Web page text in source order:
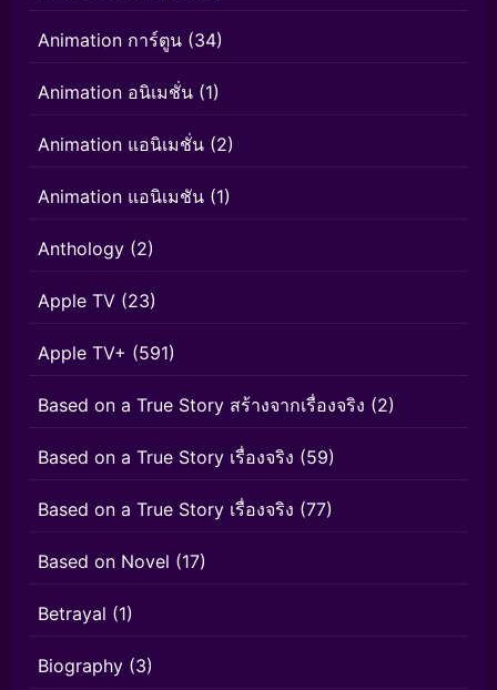
Animation การ์ตูน (34)
Animation อนิเมชั่น (1)
Animation แอนิเมชั่น (2)
Animation แอนิเมชัน (1)
Anthology (2)
Apple TV (23)
Apple TV+ (591)
Based on a True Story สร้างจากเรื่องจริง (2)
Based on a True Story เรื่องจริง (59)
Based on a True Story เรื่องจริง (77)
Based on Novel (17)
Betrayal (1)
Biography (3)